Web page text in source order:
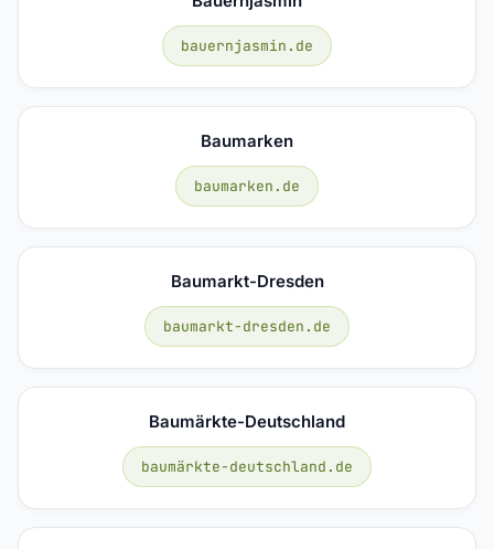
bauernjasmin.de
Baumarken
baumarken.de
Baumarkt-Dresden
baumarkt-dresden.de
Baumärkte-Deutschland
baumärkte-deutschland.de